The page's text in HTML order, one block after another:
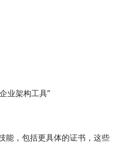
业架构工具”
能，包括更具体的证书，这些